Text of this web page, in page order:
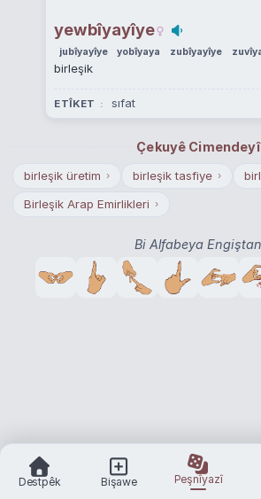
yewbîyayîye
jubîyayîye yobîyaya zubîyayîye
birleşik
ETÎKET sıfat
Çekuyê Cimendeyî
birleşik üretim › birleşik tasfiye ›
Birleşik Arap Emirlikleri ›
Bi Alfabeya Engiştan
Destpêk Bişawe Peşnîyazî